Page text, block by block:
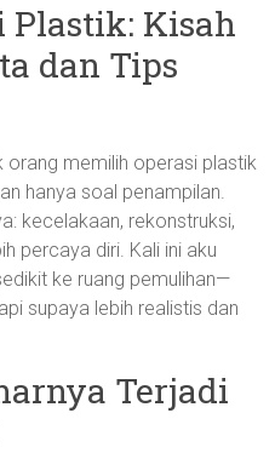
Plastik: Kisah
dan Tips
orang memilih operasi plastik
hanya soal penampilan.
kecelakaan, rekonstruksi,
percaya diri. Kali ini aku
ke ruang pemulihan—
supaya lebih realistis dan
Terjadi